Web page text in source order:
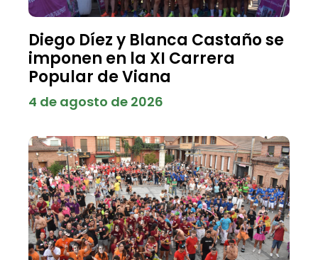
Diego Díez y Blanca Castaño se
imponen en la XI Carrera
Popular de Viana
4 de agosto de 2026